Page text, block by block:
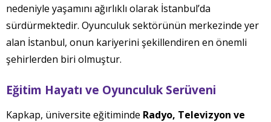
nedeniyle yaşamını ağırlıklı olarak İstanbul’da
sürdürmektedir. Oyunculuk sektörünün merkezinde yer
alan İstanbul, onun kariyerini şekillendiren en önemli
şehirlerden biri olmuştur.
Eğitim Hayatı ve Oyunculuk Serüveni
Kapkap, üniversite eğitiminde Radyo, Televizyon ve